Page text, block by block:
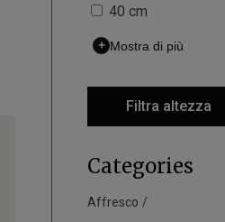
40 cm
+ Mostra di più
Filtra altezza
Categories
Affresco